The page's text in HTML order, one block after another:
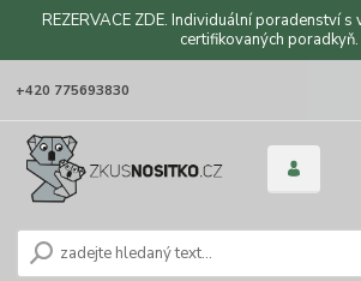
REZERVACE ZDE. Individuální poradenství
certifikovaných poradkyň.
+420 775693830